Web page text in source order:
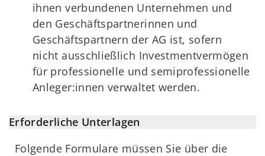
ihnen verbundenen Unternehmen und
den Geschäftspartnerinnen und
Geschäftspartnern der AG ist, sofern
nicht ausschließlich Investmentvermögen
für professionelle und semiprofessionelle
Anleger:innen verwaltet werden.
Erforderliche Unterlagen
Folgende Formulare müssen Sie über die